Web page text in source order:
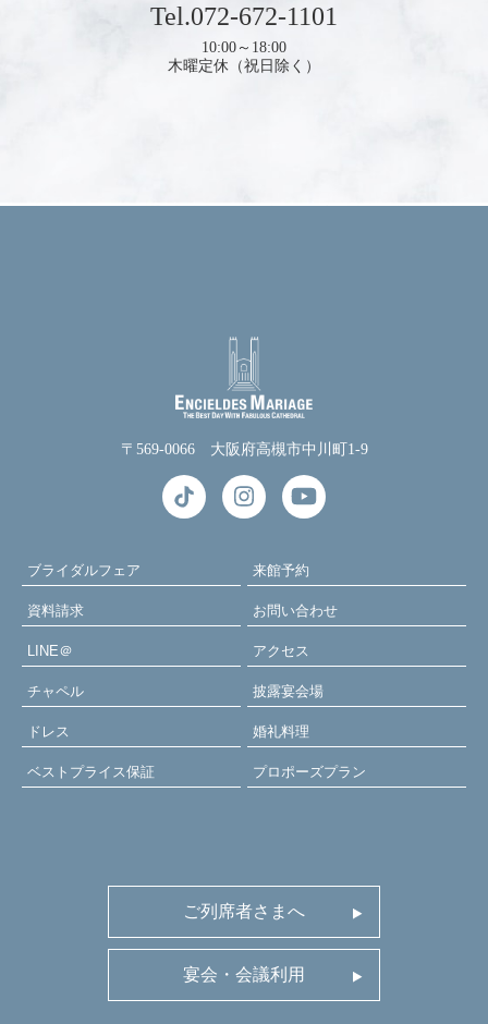
Tel.072-672-1101
10:00～18:00
木曜定休（祝日除く）
〒569-0066 大阪府高槻市中川町1-9
ブライダルフェア 来館予約
資料請求 お問い合わせ
LINE＠ アクセス
チャペル 披露宴会場
ドレス 婚礼料理
ベストプライス保証 プロポーズプラン
ご列席者さまへ
宴会・会議利用